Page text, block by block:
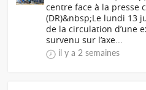
centre face à la presse
(DR)&nbsp;Le lundi 13
de la circulation d’une
survenu sur l’axe...
il y a 2 semaines